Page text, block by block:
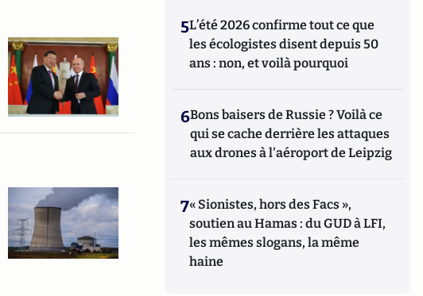
5L’été 2026 confirme tout ce que
les écologistes disent depuis 50
ans : non, et voilà pourquoi
6Bons baisers de Russie ? Voilà ce
qui se cache derrière les attaques
aux drones à l'aéroport de Leipzig
7« Sionistes, hors des Facs »,
soutien au Hamas : du GUD à LFI,
les mêmes slogans, la même
haine